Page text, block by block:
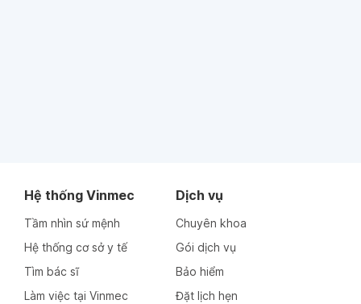
Hệ thống Vinmec
Tầm nhìn sứ mệnh
Hệ thống cơ sở y tế
Tìm bác sĩ
Làm việc tại Vinmec
Dịch vụ
Chuyên khoa
Gói dịch vụ
Bảo hiểm
Đặt lịch hẹn